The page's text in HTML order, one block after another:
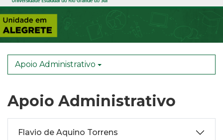
menu
Ir
para
busca
busca
Início
do
conteúdo
Apoio Administrativo
Apoio Administrativo
Flavio de Aquino Torrens